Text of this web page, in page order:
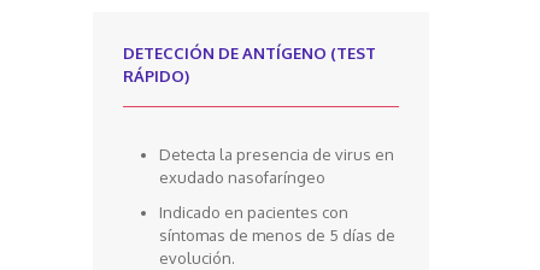
DETECCIÓN DE ANTÍGENO (TEST
RÁPIDO)
Detecta la presencia de virus en
exudado nasofaríngeo
Indicado en pacientes con
síntomas de menos de 5 días de
evolución.